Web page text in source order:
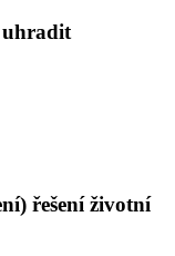
uhradit
řešení životní